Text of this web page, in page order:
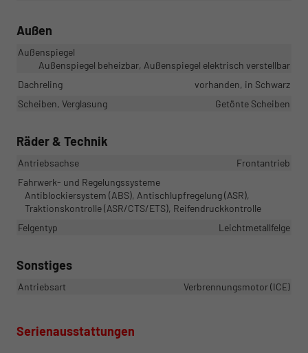
Außen
Außenspiegel
Außenspiegel beheizbar, Außenspiegel elektrisch verstellbar
Dachreling
vorhanden, in Schwarz
Scheiben, Verglasung
Getönte Scheiben
Räder & Technik
Antriebsachse
Frontantrieb
Fahrwerk- und Regelungssysteme
Antiblockiersystem (ABS), Antischlupfregelung (ASR),
Traktionskontrolle (ASR/CTS/ETS), Reifendruckkontrolle
Felgentyp
Leichtmetallfelge
Sonstiges
Antriebsart Verbrennungsmotor (ICE)
Serienausstattungen